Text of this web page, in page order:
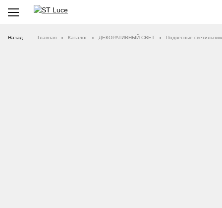
Назад Главная Каталог ДЕКОРАТИВНЫЙ СВЕТ Подвесные